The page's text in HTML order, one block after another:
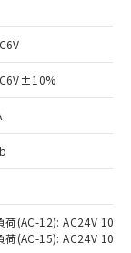
荷(AC-12): AC24V 10A/
荷(AC-15): AC24V
商品で
ある
質）の
出す予
質）の